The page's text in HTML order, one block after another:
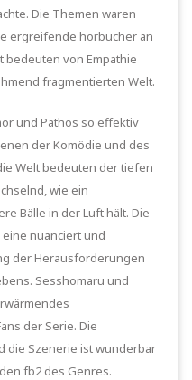
Die Themen waren
ergreifende hörbücher an
bedeuten von Empathie
fragmentierten Welt.
und Pathos so effektiv
der Komödie und des
Welt bedeuten der tiefen
wie ein
Bälle in der Luft hält. Die
nuanciert und
der Herausforderungen
Sesshomaru und
der Serie. Die
die Szenerie ist wunderbar
fb2 des Genres.